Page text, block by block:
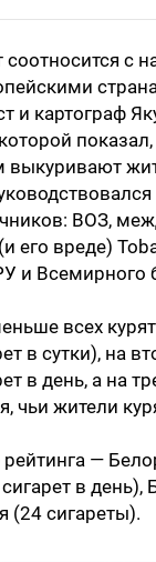
соотносится с
и картограф
выкуривают
ВОЗ,
его вреде)
и Всемирного
всех
в сутки), на
в день, а на
чьи жители
—
в день),
(24 сигареты).